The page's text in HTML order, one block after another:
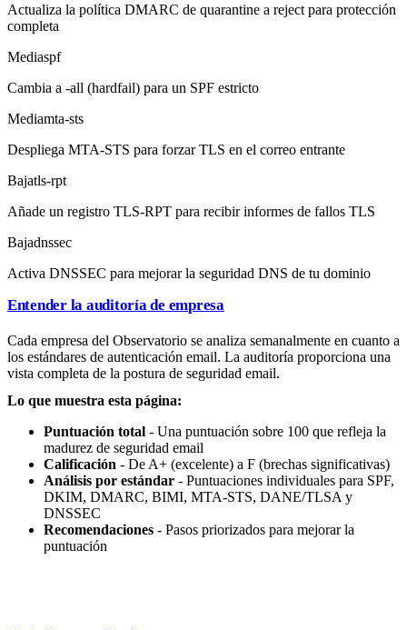
Actualiza la política DMARC de quarantine a reject para protección
completa
Mediaspf
Cambia a -all (hardfail) para un SPF estricto
Mediamta-sts
Despliega MTA-STS para forzar TLS en el correo entrante
Bajatls-rpt
Añade un registro TLS-RPT para recibir informes de fallos TLS
Bajadnssec
Activa DNSSEC para mejorar la seguridad DNS de tu dominio
Entender la auditoría de empresa
Cada empresa del Observatorio se analiza semanalmente en cuanto a
los estándares de autenticación email. La auditoría proporciona una
vista completa de la postura de seguridad email.
Lo que muestra esta página:
Puntuación total - Una puntuación sobre 100 que refleja la
madurez de seguridad email
Calificación - De A+ (excelente) a F (brechas significativas)
Análisis por estándar - Puntuaciones individuales para SPF,
DKIM, DMARC, BIMI, MTA-STS, DANE/TLSA y
DNSSEC
Recomendaciones - Pasos priorizados para mejorar la
puntuación